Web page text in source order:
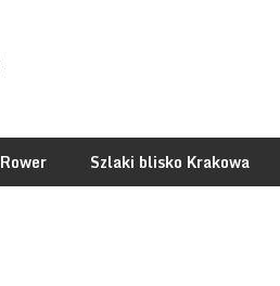
Rower Szlaki blisko Krakowa